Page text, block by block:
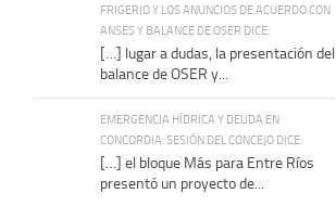
FRIGERIO Y LOS ANUNCIOS DE ACUERDO CON
ANSES Y BALANCE DE OSER DICE:
[…] lugar a dudas, la presentación del
balance de OSER y...
EMERGENCIA HÍDRICA Y DEUDA EN
CONCORDIA: SESIÓN DEL CONCEJO DICE:
[…] el bloque Más para Entre Ríos
presentó un proyecto de...